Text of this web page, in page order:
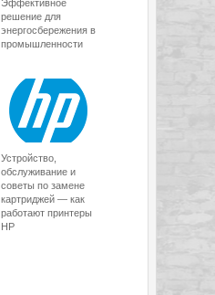
Эффективное
решение для
энергосбережения в
промышленности
Устройство,
обслуживание и
советы по замене
картриджей — как
работают принтеры
HP